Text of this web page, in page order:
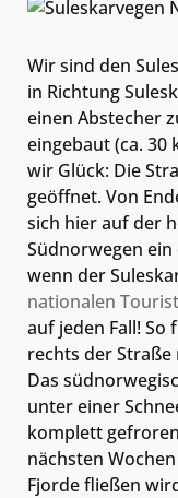
Wir sind den
in Richtung
einen Abstecher
eingebaut (ca. 30
wir Glück: Die
geöffnet. Von
sich hier auf der
Südnorwegen
wenn der
nationalen
auf jeden Fall!
rechts der Straße
Das
unter einer
komplett
nächsten
Fjorde fließen